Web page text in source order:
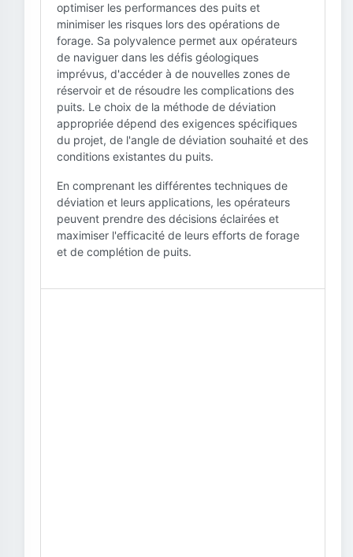
optimiser les performances des puits et
minimiser les risques lors des opérations de
forage. Sa polyvalence permet aux opérateurs
de naviguer dans les défis géologiques
imprévus, d'accéder à de nouvelles zones de
réservoir et de résoudre les complications des
puits. Le choix de la méthode de déviation
appropriée dépend des exigences spécifiques
du projet, de l'angle de déviation souhaité et des
conditions existantes du puits.
En comprenant les différentes techniques de
déviation et leurs applications, les opérateurs
peuvent prendre des décisions éclairées et
maximiser l'efficacité de leurs efforts de forage
et de complétion de puits.